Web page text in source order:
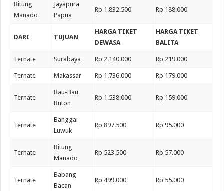
Bitung
Manado
Jayapura
Papua
Rp 1.832.500 Rp 188.000
DARI TUJUAN
HARGA TIKET
DEWASA
HARGA TIKET
BALITA
Ternate Surabaya Rp 2.140.000 Rp 219.000
Ternate Makassar Rp 1.736.000 Rp 179.000
Ternate
Bau-Bau
Buton
Rp 1.538.000 Rp 159.000
Ternate
Banggai
Luwuk
Rp 897.500 Rp 95.000
Ternate
Bitung
Manado
Rp 523.500 Rp 57.000
Ternate
Babang
Bacan
Rp 499.000 Rp 55.000